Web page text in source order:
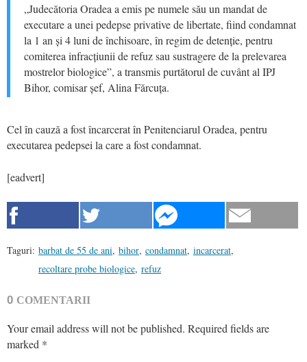
„Judecătoria Oradea a emis pe numele său un mandat de
executare a unei pedepse privative de libertate, fiind condamnat
la 1 an și 4 luni de închisoare, în regim de detenție, pentru
comiterea infracțiunii de refuz sau sustragere de la prelevarea
mostrelor biologice”, a transmis purtătorul de cuvânt al IPJ
Bihor, comisar șef, Alina Fărcuța.
Cel în cauză a fost încarcerat în Penitenciarul Oradea, pentru
executarea pedepsei la care a fost condamnat.
[eadvert]
Taguri: barbat de 55 de ani, bihor, condamnat, incarcerat,
recoltare probe biologice, refuz
0 COMENTARII
Your email address will not be published. Required fields are
marked *